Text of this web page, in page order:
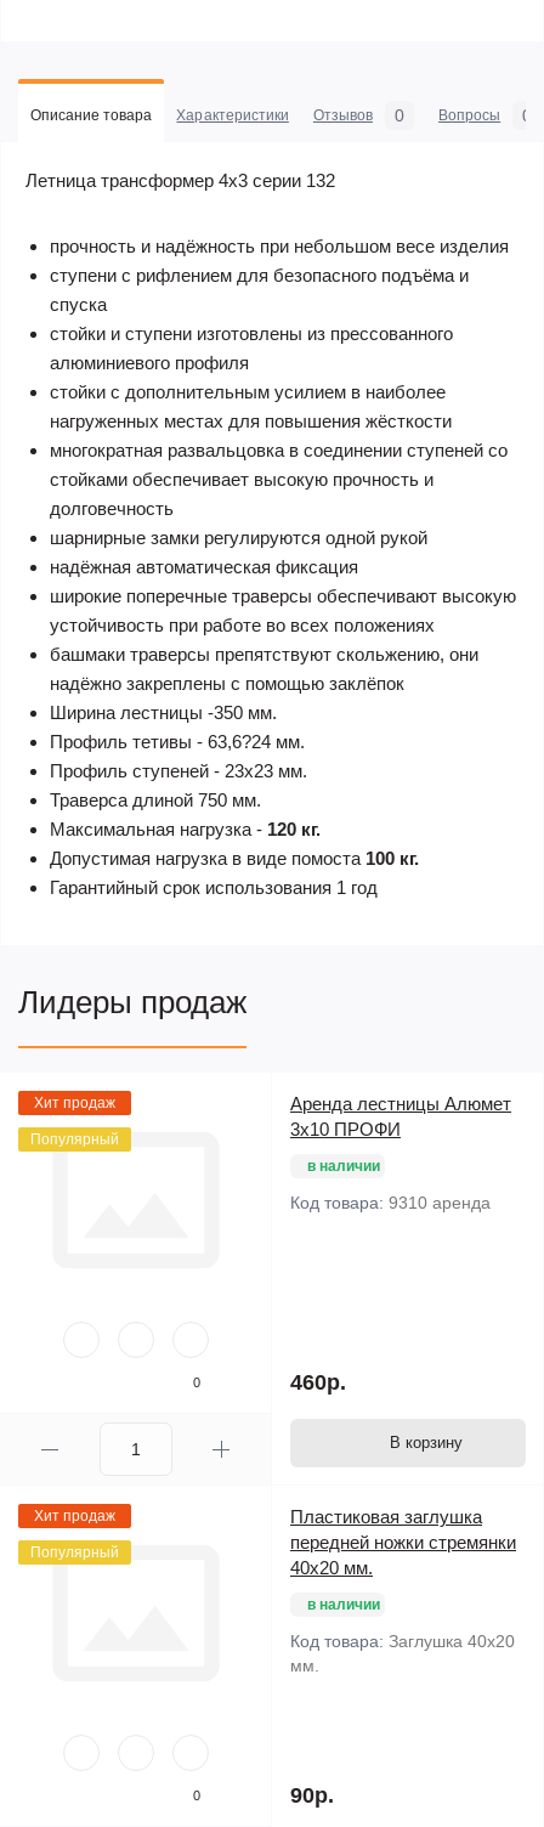
Описание товара Характеристики Отзывов 0 Вопросы 0
Летница трансформер 4x3 серии 132
прочность и надёжность при небольшом весе изделия
ступени с рифлением для безопасного подъёма и
спуска
стойки и ступени изготовлены из прессованного
алюминиевого профиля
стойки с дополнительным усилием в наиболее
нагруженных местах для повышения жёсткости
многократная развальцовка в соединении ступеней со
стойками обеспечивает высокую прочность и
долговечность
шарнирные замки регулируются одной рукой
надёжная автоматическая фиксация
широкие поперечные траверсы обеспечивают высокую
устойчивость при работе во всех положениях
башмаки траверсы препятствуют скольжению, они
надёжно закреплены с помощью заклёпок
Ширина лестницы -350 мм.
Профиль тетивы - 63,6?24 мм.
Профиль ступеней - 23х23 мм.
Траверса длиной 750 мм.
Максимальная нагрузка - 120 кг.
Допустимая нагрузка в виде помоста 100 кг.
Гарантийный срок использования 1 год
Лидеры продаж
Хит продаж
Популярный
0
Аренда лестницы Алюмет
3х10 ПРОФИ
в наличии
Код товара: 9310 аренда
460р.
В корзину
Хит продаж
Популярный
0
Пластиковая заглушка
передней ножки стремянки
40х20 мм.
в наличии
Код товара: Заглушка 40х20
мм.
90р.